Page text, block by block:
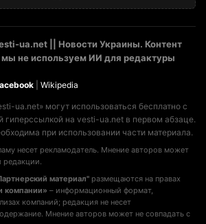
ua.net || Новости Украины. Контент
не используем ИИ для редактуры
Wikipedia
ua.net» могут использоваться бесплатно с
гиперссылкой на vesti-ua.net в первом абзаце.
при использовании части материала.
несет рекламодатель. Мнение авторов может
редакции.
материал" размещаются на правах
компании» – информационный формат,
компаний; редакция не несет
Мнение авторов может не совпадать с